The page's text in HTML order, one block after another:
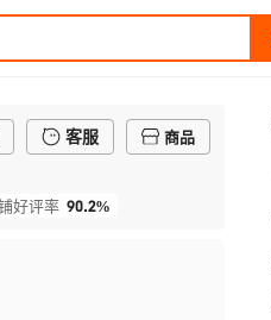
客服
商品
好评率 90.2%